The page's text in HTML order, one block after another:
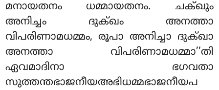
മനായതനം ധമ്മായതനം. ചക്ഖും
അനിച്ചം ദുക്ഖം അനത്താ
വിപരിണാമധമ്മം, രൂപാ അനിച്ചാ ദുക്ഖാ
അനത്താ വിപരിണാമധമ്മാ’’തി
ഏവമാദിനാ ഭഗവതാ
സുത്തന്തഭാജനീയഅഭിധമ്മഭാജനീയപ